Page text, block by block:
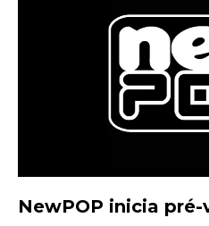
NewPOP inicia